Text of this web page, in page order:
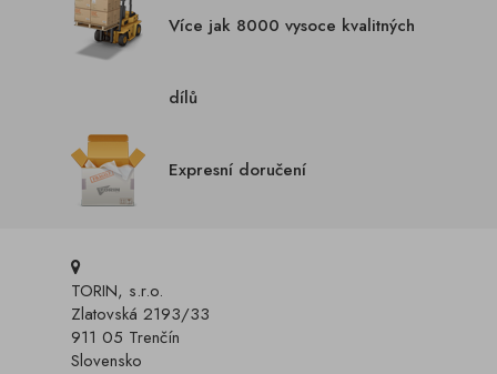
Více jak 8000 vysoce kvalitných
dílů
Expresní doručení
TORIN, s.r.o.
Zlatovská 2193/33
911 05 Trenčín
Slovensko